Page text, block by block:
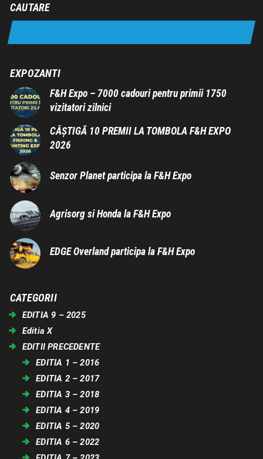
CAUTARE
EXPOZANTI
F&H Expo – 7000 cadouri pentru primii 1750
vizitatori zilnici
CÂȘTIGĂ 10 PREMII LA TOMBOLA F&H EXPO
2026
Senzor Planet participa la F&H Expo
Agrisorg si Honda la F&H Expo
EDGE Overland participa la F&H Expo
CATEGORII
EDITIA 9 – 2025
Editia X
EDITII PRECEDENTE
EDITIA 1 – 2016
EDITIA 2 – 2017
EDITIA 3 – 2018
EDITIA 4 – 2019
EDITIA 5 – 2020
EDITIA 6 – 2022